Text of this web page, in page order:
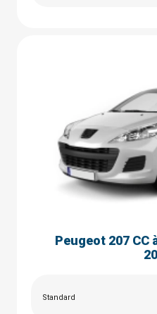
Peugeot 207 CC
Standard